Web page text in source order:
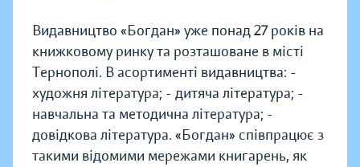
Видавництво «Богдан» уже понад 27 років на
книжковому ринку та розташоване в місті
Тернополі. В асортименті видавництва: -
художня література; - дитяча література; -
навчальна та методична література; -
довідкова література. «Богдан» співпрацює з
такими відомими мережами книгарень, як